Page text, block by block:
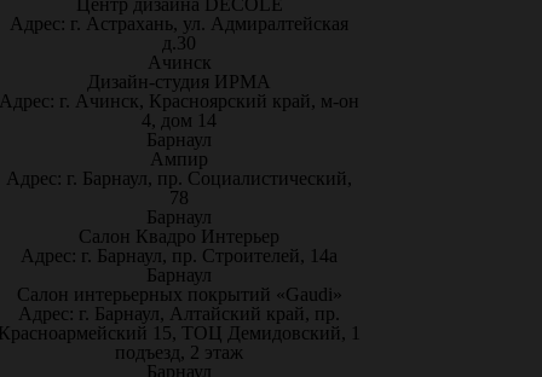
Центр дизайна DECOLE
Адрес: г. Астрахань, ул. Адмиралтейская
д.30
Ачинск
Дизайн-студия ИРМА
Адрес: г. Ачинск, Красноярский край, м-он
4, дом 14
Барнаул
Ампир
Адрес: г. Барнаул, пр. Социалистический,
78
Барнаул
Салон Квадро Интерьер
Адрес: г. Барнаул, пр. Строителей, 14а
Барнаул
Салон интерьерных покрытий «Gaudi»
Адрес: г. Барнаул, Алтайский край, пр.
15, ТОЦ Демидовский, 1
подъезд, 2 этаж
Барнаул